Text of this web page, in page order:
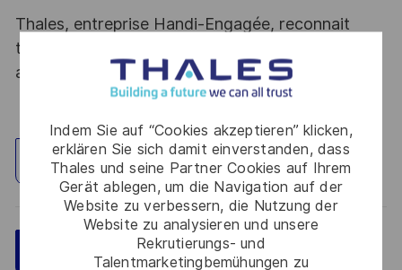
Indem Sie auf “Cookies akzeptieren” klicken,
erklären Sie sich damit einverstanden, dass
Thales und seine Partner Cookies auf Ihrem
Gerät ablegen, um die Navigation auf der
Website zu verbessern, die Nutzung der
Website zu analysieren und unsere
Rekrutierungs- und
Talentmarketingbemühungen zu
Thales, entreprise Handi-Engagée, reconnait
tous les talents. La diversité est notre meilleur
atout. Postulez et rejoignez nous !
Standort erkunden
Jetzt bewerben Speichern